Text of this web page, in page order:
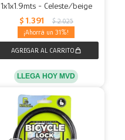
1x1x1.9mts - Celeste/beige
$ 1.391 $ 2.025
31
LLEGA HOY MVD